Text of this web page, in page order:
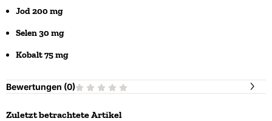
Jod 200 mg
Selen 30 mg
Kobalt 75 mg
Bewertungen (0)
Zuletzt betrachtete Artikel